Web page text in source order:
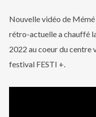
Nouvelle vidéo de
rétro-actuelle a chauffé
2022 au coeur du centre
festival FESTI +.